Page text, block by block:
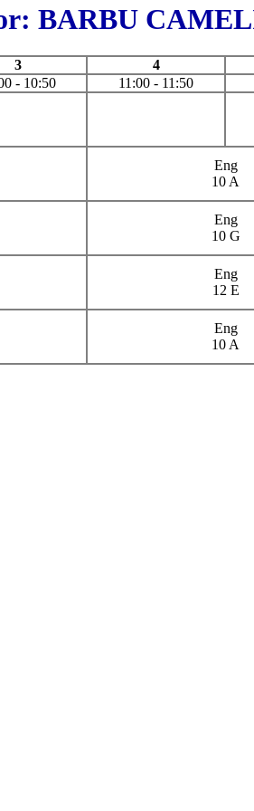
BARBU
3 4
- 10:50 11:00 - 11:50
Eng
10 A
Eng
10 G
Eng
12 E
Eng
10 A